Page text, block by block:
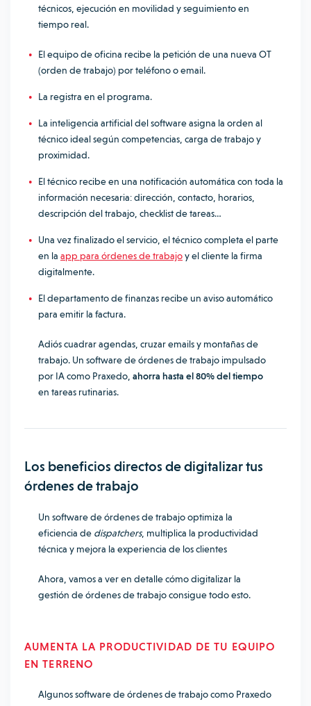
técnicos, ejecución en movilidad y seguimiento en
tiempo real.
El equipo de oficina recibe la petición de una nueva OT
(orden de trabajo) por teléfono o email.
La registra en el programa.
La inteligencia artificial del software asigna la orden al
técnico ideal según competencias, carga de trabajo y
proximidad.
El técnico recibe en una notificación automática con toda la
información necesaria: dirección, contacto, horarios,
descripción del trabajo, checklist de tareas…
Una vez finalizado el servicio, el técnico completa el parte
en la app para órdenes de trabajoy el cliente la firma
digitalmente.
El departamento de finanzas recibe un aviso automático
para emitir la factura.
Adiós cuadrar agendas, cruzar emails y montañas de
trabajo. Un software de órdenes de trabajo impulsado
por IA como Praxedo, ahorra hasta el 80% del tiempo
en tareas rutinarias.
Los beneficios directos de digitalizar tus
órdenes de trabajo
Un software de órdenes de trabajo optimiza la
eficiencia de dispatchers, multiplica la productividad
técnica y mejora la experiencia de los clientes
Ahora, vamos a ver en detalle cómo digitalizar la
gestión de órdenes de trabajo consigue todo esto.
AUMENTA LA PRODUCTIVIDAD DE TU EQUIPO
EN TERRENO
Algunos software de órdenes de trabajo como Praxedo